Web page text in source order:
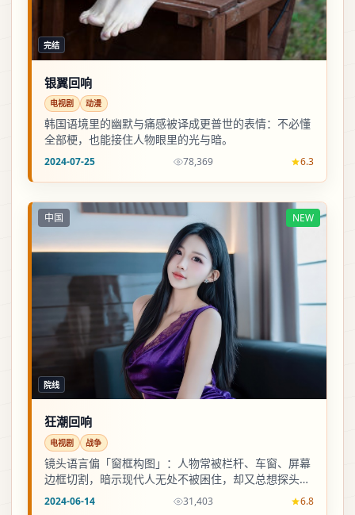
完结
银翼回响
电视剧 动漫
韩国语境里的幽默与痛感被译成更普世的表情：不必懂
全部梗，也能接住人物眼里的光与暗。
2024-07-25 78,369 6.3
中国 NEW
院线
狂潮回响
电视剧 战争
镜头语言偏「窗框构图」：人物常被栏杆、车窗、屏幕
边框切割，暗示现代人无处不被困住，却又总想探头看
一眼外面。
2024-06-14 31,403 6.8